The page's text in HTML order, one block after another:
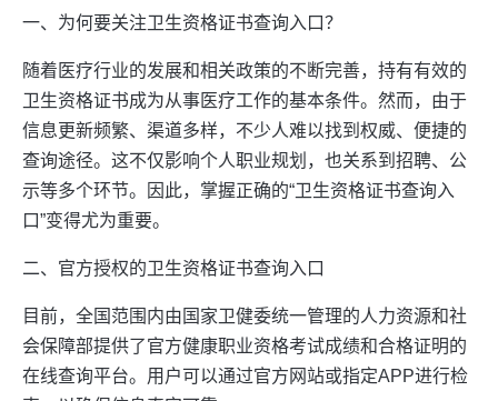
一、为何要关注卫生资格证书查询入口？
随着医疗行业的发展和相关政策的不断完善，持有有效的
卫生资格证书成为从事医疗工作的基本条件。然而，由于
信息更新频繁、渠道多样，不少人难以找到权威、便捷的
查询途径。这不仅影响个人职业规划，也关系到招聘、公
示等多个环节。因此，掌握正确的“卫生资格证书查询入
口”变得尤为重要。
二、官方授权的卫生资格证书查询入口
目前，全国范围内由国家卫健委统一管理的人力资源和社
会保障部提供了官方健康职业资格考试成绩和合格证明的
在线查询平台。用户可以通过官方网站或指定APP进行检